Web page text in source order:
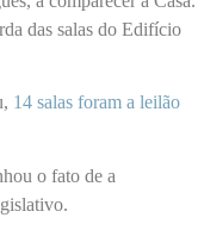
das salas do Edifício
14 salas foram a leilão
o fato de a